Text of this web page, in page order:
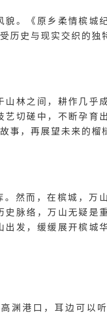
。《原乡柔情槟城
历史与现实交织的独
林之间，耕作几乎
切磋中，不断孕育
事，再展望未来的榴
而，在槟城，万山
脉络，万山无疑是
发，缓缓展开槟城
渊港口，耳边可以